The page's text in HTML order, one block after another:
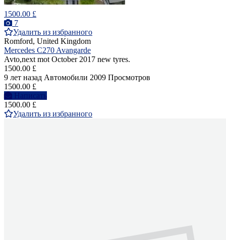
1500.00 £
7
Удалить из избранного
Romford, United Kingdom
Mercedes C270 Avangarde
Avto,next mot October 2017 new tyres.
1500.00 £
9 лет назад Автомобили 2009 Просмотров
1500.00 £
Написать
1500.00 £
Удалить из избранного